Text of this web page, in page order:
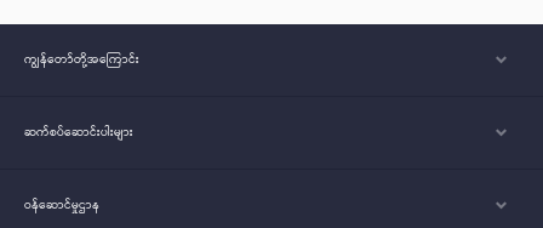
ကျွန်တော်တို့အ‌ကြောင်း
ဆက်စပ်ဆောင်းပါးများ
ဝန်ဆောင်မှုဌာန